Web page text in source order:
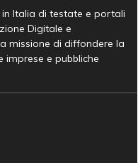
Italia di testate e portali
Digitale e
missione di diffondere la
imprese e pubbliche